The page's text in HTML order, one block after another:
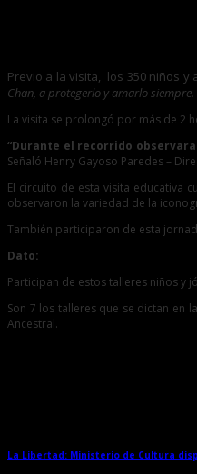
Previo a la visita, los 350 niños
Chan, a protegerlo y amarlo siempre.
La visita se prolongó por más de 2
“Durante el recorrido
Señaló Henry Gayoso Paredes –
El circuito de esta visita educativa
observaron la variedad de la
También participaron de esta
Dato:
Participan de estos talleres niños y
Son 7 los talleres que se dictan en
Ancestral.
La Libertad: Ministerio de Cultura